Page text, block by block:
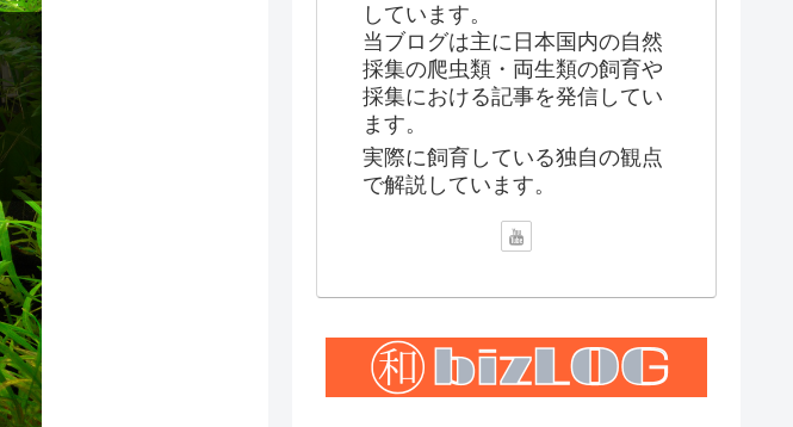
しています。
当ブログは主に日本国内の自然
採集の爬虫類・両生類の飼育や
採集における記事を発信してい
ます。
実際に飼育している独自の観点
で解説しています。